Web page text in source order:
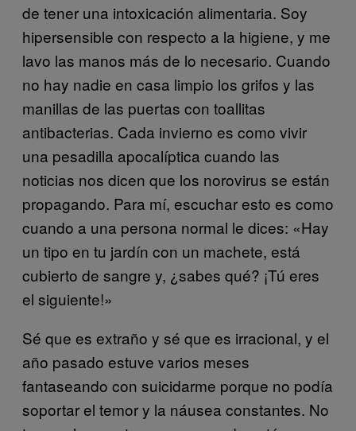
de tener una intoxicación alimentaria. Soy
hipersensible con respecto a la higiene, y me
lavo las manos más de lo necesario. Cuando
no hay nadie en casa limpio los grifos y las
manillas de las puertas con toallitas
antibacterias. Cada invierno es como vivir
una pesadilla apocalíptica cuando las
noticias nos dicen que los norovirus se están
propagando. Para mí, escuchar esto es como
cuando a una persona normal le dices: «Hay
un tipo en tu jardín con un machete, está
cubierto de sangre y, ¿sabes qué? ¡Tú eres
el siguiente!»
Sé que es extraño y sé que es irracional, y el
año pasado estuve varios meses
fantaseando con suicidarme porque no podía
soportar el temor y la náusea constantes. No